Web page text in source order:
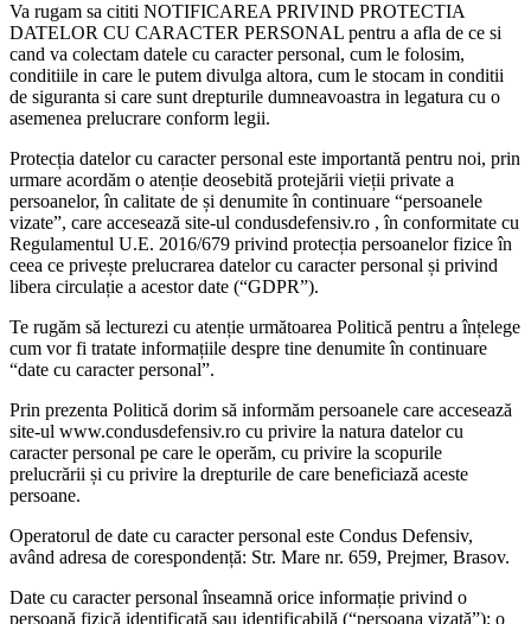
Va rugam sa cititi NOTIFICAREA PRIVIND PROTECTIA
DATELOR CU CARACTER PERSONAL pentru a afla de ce si
cand va colectam datele cu caracter personal, cum le folosim,
conditiile in care le putem divulga altora, cum le stocam in conditii
de siguranta si care sunt drepturile dumneavoastra in legatura cu o
asemenea prelucrare conform legii.
Protecția datelor cu caracter personal este importantă pentru noi, prin
urmare acordăm o atenție deosebită protejării vieții private a
persoanelor, în calitate de și denumite în continuare “persoanele
vizate”, care accesează site-ul condusdefensiv.ro , în conformitate cu
Regulamentul U.E. 2016/679 privind protecția persoanelor fizice în
ceea ce privește prelucrarea datelor cu caracter personal și privind
libera circulație a acestor date (“GDPR”).
Te rugăm să lecturezi cu atenție următoarea Politică pentru a înțelege
cum vor fi tratate informațiile despre tine denumite în continuare
“date cu caracter personal”.
Prin prezenta Politică dorim să informăm persoanele care accesează
site-ul www.condusdefensiv.ro cu privire la natura datelor cu
caracter personal pe care le operăm, cu privire la scopurile
prelucrării și cu privire la drepturile de care beneficiază aceste
persoane.
Operatorul de date cu caracter personal este Condus Defensiv,
având adresa de corespondență: Str. Mare nr. 659, Prejmer, Brasov.
Date cu caracter personal înseamnă orice informație privind o
persoană fizică identificată sau identificabilă (“persoana vizată”); o